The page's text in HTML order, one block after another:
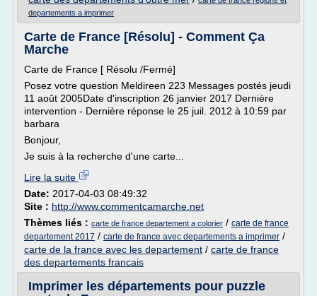
departements a imprimer
Carte de France [Résolu] - Comment Ça
Marche
Carte de France [ Résolu /Fermé]
Posez votre question Meldireen 223 Messages postés jeudi
11 août 2005Date d'inscription 26 janvier 2017 Dernière
intervention - Dernière réponse le 25 juil. 2012 à 10:59 par
barbara
Bonjour,
Je suis à la recherche d'une carte...
Lire la suite
Date: 2017-04-03 08:49:32
Site : http://www.commentcamarche.net
Thèmes liés : carte de france departement a colorier / carte de france
departement 2017 / carte de france avec departements a imprimer /
carte de la france avec les departement / carte de france
des departements francais
Imprimer les départements pour puzzle